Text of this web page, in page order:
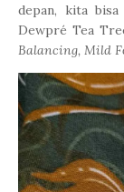
depan, kita
Dewpré Tea
Balancing, Mild